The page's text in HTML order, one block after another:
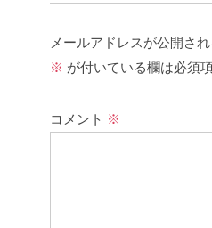
メールアドレスが公開さ
※ が付いている欄は必須
コメント ※